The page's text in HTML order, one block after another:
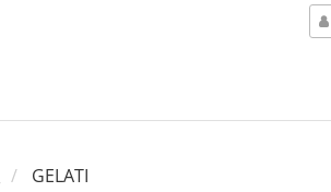
GELATI